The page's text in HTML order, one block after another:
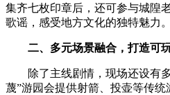
集齐七枚印章后，还可参与城隍
歌谣，感受地方文化的独特魅力。
二、多元场景融合，打造可
除了主线剧情，现场还设有
蔑”游园会提供射箭、投壶等传